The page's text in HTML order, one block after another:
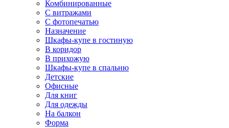
Комбинированные
С витражами
С фотопечатью
Назначение
Шкафы-купе в гостиную
В коридор
В прихожую
Шкафы-купе в спальню
Детские
Офисные
Для книг
Для одежды
На балкон
Форма